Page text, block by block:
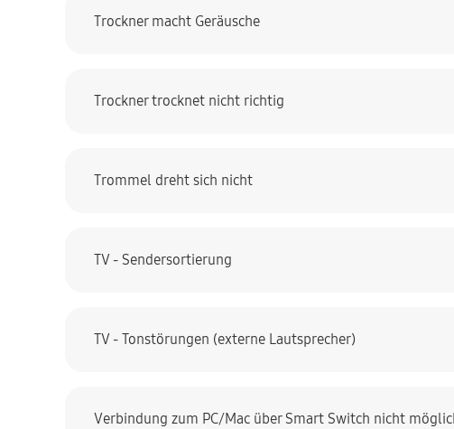
Trockner macht Geräusche
Trockner trocknet nicht richtig
Trommel dreht sich nicht
TV - Sendersortierung
TV - Tonstörungen (externe Lautsprecher)
Verbindung zum PC/Mac über Smart Switch nicht